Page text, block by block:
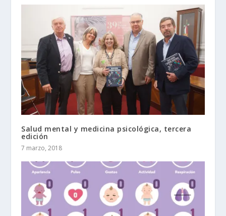
Salud mental y medicina psicológica, tercera
edición
7 marzo, 2018